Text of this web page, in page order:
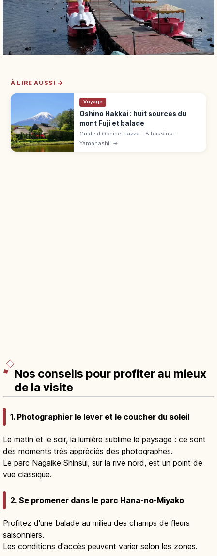
À LIRE AUSSI →
Voyage
Oshino Hakkai : huit sources du
mont Fuji et balade
Guide d'Oshino Hakkai : 8 bassins
alimentés par le mont Fuji, village
Yamanashi →
Nos conseils pour profiter au mieux
de la visite
1. Photographier le lever et le coucher du soleil
Le matin et le soir, la lumière sublime le paysage : ce sont
des moments très appréciés des photographes.
Le parc Nagaike Shinsui, sur la rive nord, est un point de
vue classique.
2. Se promener dans le parc Hana-no-Miyako
Profitez d'une balade au milieu des champs de fleurs
saisonniers.
Les conditions d'accès peuvent varier selon les zones.